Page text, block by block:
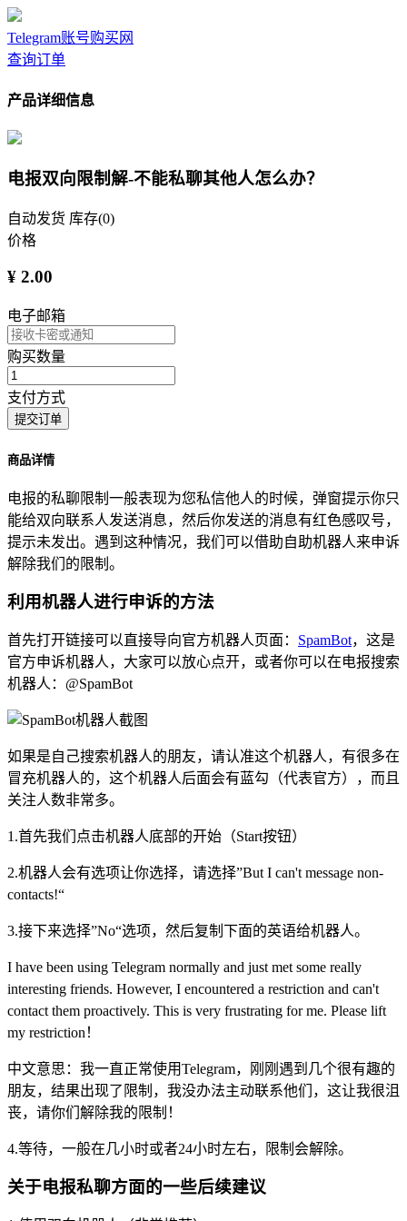
Telegram账号购买网
查询订单
产品详细信息
电报双向限制解-不能私聊其他人怎么办？
自动发货 库存(0)
价格
¥ 2.00
电子邮箱
购买数量
支付方式
提交订单
商品详情
电报的私聊限制一般表现为您私信他人的时候，弹窗提示你只
能给双向联系人发送消息，然后你发送的消息有红色感叹号，
提示未发出。遇到这种情况，我们可以借助自助机器人来申诉
解除我们的限制。
利用机器人进行申诉的方法
首先打开链接可以直接导向官方机器人页面： SpamBot，这是
官方申诉机器人，大家可以放心点开，或者你可以在电报搜索
机器人：@SpamBot
如果是自己搜索机器人的朋友，请认准这个机器人，有很多在
冒充机器人的，这个机器人后面会有蓝勾（代表官方），而且
关注人数非常多。
1.首先我们点击机器人底部的开始（Start按钮）
2.机器人会有选项让你选择，请选择”But I can't message non-
contacts!“
3.接下来选择”No“选项，然后复制下面的英语给机器人。
I have been using Telegram normally and just met some really
interesting friends. However, I encountered a restriction and can't
contact them proactively. This is very frustrating for me. Please lift
my restriction！
中文意思：我一直正常使用Telegram，刚刚遇到几个很有趣的
朋友，结果出现了限制，我没办法主动联系他们，这让我很沮
丧，请你们解除我的限制！
4.等待，一般在几小时或者24小时左右，限制会解除。
关于电报私聊方面的一些后续建议